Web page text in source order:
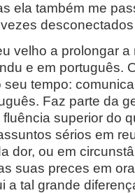
ela também me
velho a prolongar a
e em português.
tempo:
Faz parte da
superior do
sérios em
dor, ou em
suas preces em
a tal grande